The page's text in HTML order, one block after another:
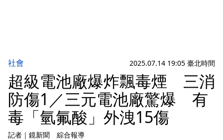
社會 2025.07.14 19:05 臺北時間
超級電池廠爆炸飄毒煙 三消
防傷1／三元電池廠驚爆 有
毒「氫氟酸」外洩15傷
記者 ｜ 鏡新聞 綜合報導